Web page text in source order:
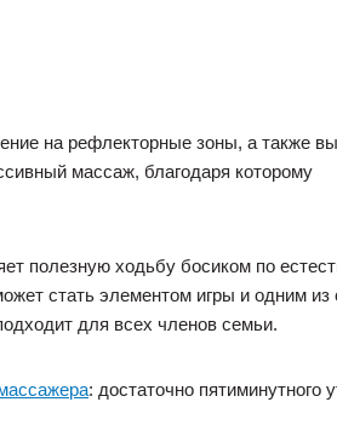
на рефлекторные зоны, а также
массаж, благодаря которому
полезную ходьбу босиком по
стать элементом игры и одним из
для всех членов семьи.
: достаточно пятиминутного